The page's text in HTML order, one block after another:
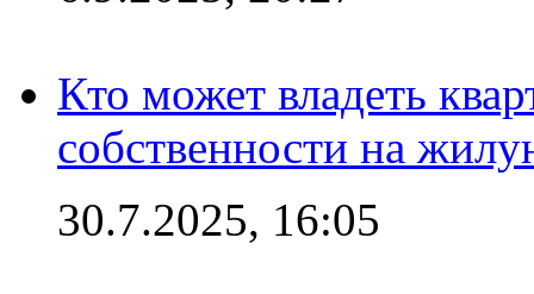
Кто может владеть
собственности на
30.7.2025, 16:05